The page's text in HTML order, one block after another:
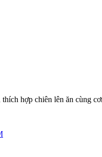
hợp chiên lên ăn cùng